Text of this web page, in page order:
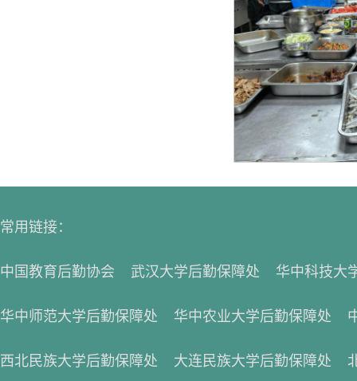
常用链接：
中国教育后勤协会 武汉大学后勤保障处 华中科技大
华中师范大学后勤保障处 华中农业大学后勤保障处
西北民族大学后勤保障处 大连民族大学后勤保障处